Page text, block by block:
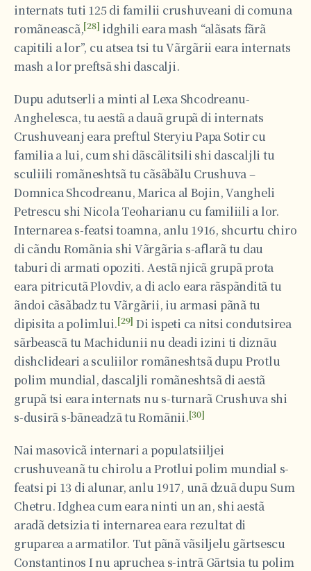
internats tuti 125 di familii crushuveani di comuna
romãneascã,[28] idghili eara mash “alãsats fãrã
capitili a lor”, cu atsea tsi tu Vãrgãrii eara internats
mash a lor preftsã shi dascalji.
Dupu adutserli a minti al Lexa Shcodreanu-
Anghelesca, tu aestã a dauã grupã di internats
Crushuveanj eara preftul Steryiu Papa Sotir cu
familia a lui, cum shi dãscãlitsili shi dascaljli tu
sculiili romãneshtsã tu cãsãbãlu Crushuva –
Domnica Shcodreanu, Marica al Bojin, Vangheli
Petrescu shi Nicola Teoharianu cu familiili a lor.
Internarea s-featsi toamna, anlu 1916, shcurtu chiro
di cãndu Romãnia shi Vãrgãria s-aflarã tu dau
taburi di armati opoziti. Aestã njicã grupã prota
eara pitricutã Plovdiv, a di aclo eara rãspãnditã tu
ãndoi cãsãbadz tu Vãrgãrii, iu armasi pãnã tu
dipisita a polimlui.[29] Di ispeti ca nitsi condutsirea
sãrbeascã tu Machidunii nu deadi izini ti diznãu
dishclideari a sculiilor romãneshtsã dupu Protlu
polim mundial, dascaljli romãneshtsã di aestã
grupã tsi eara internats nu s-turnarã Crushuva shi
s-dusirã s-bãneadzã tu Romãnii.[30]
Nai masovicã internari a populatsiiljei
crushuveanã tu chirolu a Protlui polim mundial s-
featsi pi 13 di alunar, anlu 1917, unã dzuã dupu Sum
Chetru. Idghea cum eara ninti un an, shi aestã
aradã detsizia ti internarea eara rezultat di
gruparea a armatilor. Tut pãnã vãsiljelu gãrtsescu
Constantinos I nu apruchea s-intrã Gãrtsia tu polim